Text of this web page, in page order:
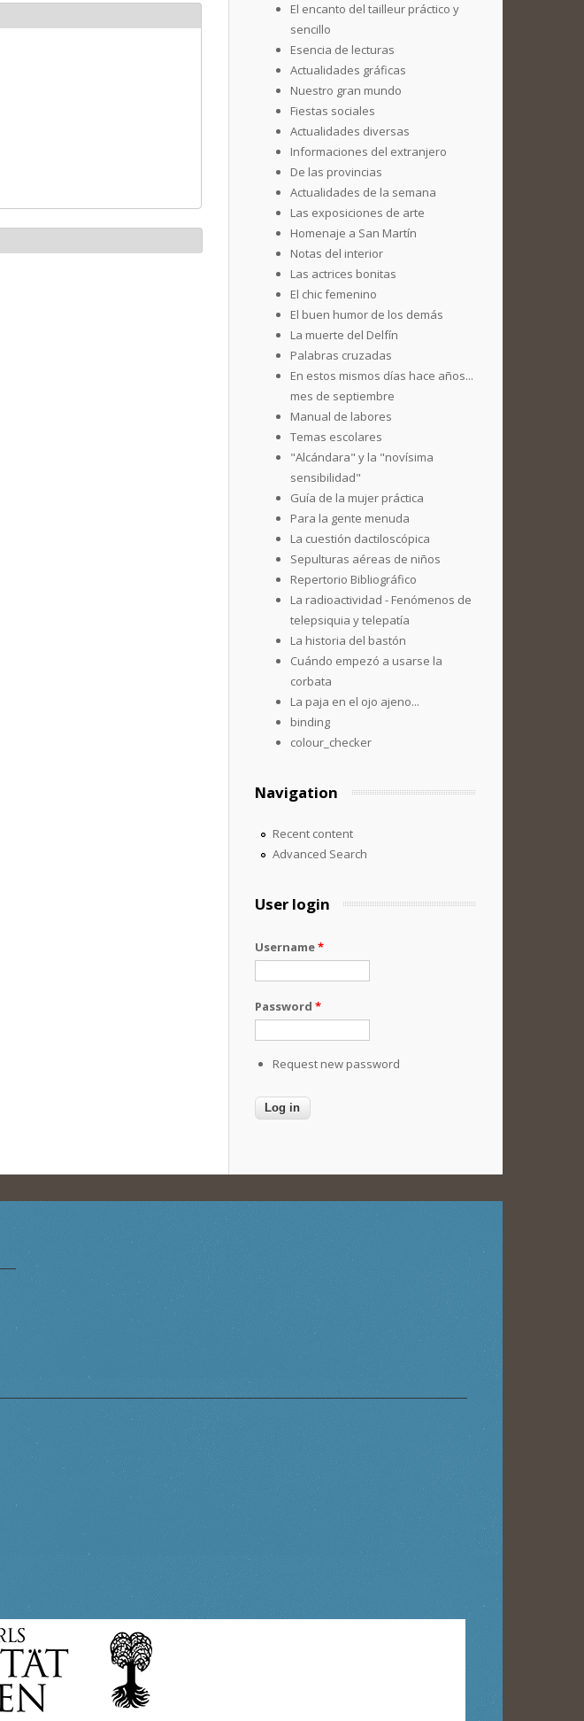
El encanto del tailleur práctico y
sencillo
Esencia de lecturas
Actualidades gráficas
Nuestro gran mundo
Fiestas sociales
Actualidades diversas
Informaciones del extranjero
De las provincias
Actualidades de la semana
Las exposiciones de arte
Homenaje a San Martín
Notas del interior
Las actrices bonitas
El chic femenino
El buen humor de los demás
La muerte del Delfín
Palabras cruzadas
En estos mismos días hace años...
mes de septiembre
Manual de labores
Temas escolares
"Alcándara" y la "novísima
sensibilidad"
Guía de la mujer práctica
Para la gente menuda
La cuestión dactiloscópica
Sepulturas aéreas de niños
Repertorio Bibliográfico
La radioactividad - Fenómenos de
telepsiquia y telepatía
La historia del bastón
Cuándo empezó a usarse la
corbata
La paja en el ojo ajeno...
binding
colour_checker
Navigation
Recent content
Advanced Search
User login
Username*
Password *
Request new password